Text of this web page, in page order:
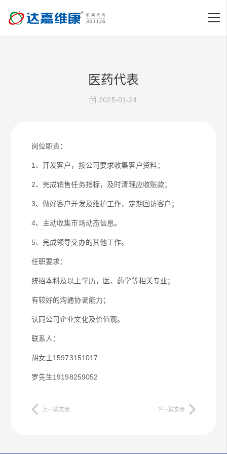
医药代表
2025-01-24
岗位职责：
1、开发客户，按公司要求收集客户资料；
2、完成销售任务指标，及时清理应收账款；
3、做好客户开发及维护工作，定期回访客户；
4、主动收集市场动态信息。
5、完成领导交办的其他工作。
任职要求：
统招本科及以上学历，医、药学等相关专业；
有较好的沟通协调能力；
认同公司企业文化及价值观。
联系人：
胡女士15973151017
罗先生19198259052
上一篇文章 下一篇文章